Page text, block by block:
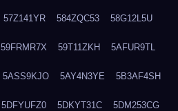
57Z141YR 584ZQC53 58G12L5U
59FRMR7X 59T11ZKH 5AFUR9TL
5ASS9KJO 5AY4N3YE 5B3AF4SH
5DFYUFZ0 5DKYT31C 5DM253CG